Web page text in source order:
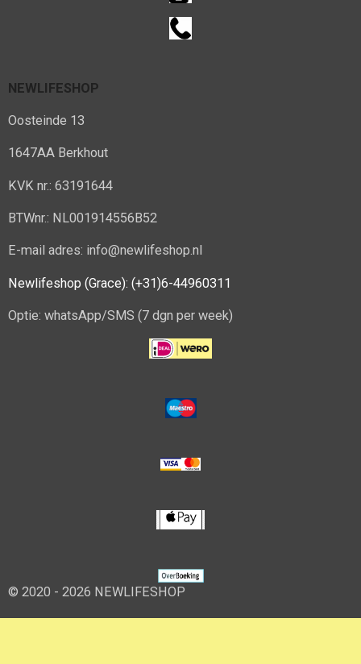
NEWLIFESHOP
Oosteinde 13
1647AA Berkhout
KVK nr.: 63191644
BTWnr.: NL001914556B52
E-mail adres: info@newlifeshop.nl
Newlifeshop (Grace): (+31)6-44960311
Optie: whatsApp/SMS (7 dgn per week)
© 2020 - 2026 NEWLIFESHOP